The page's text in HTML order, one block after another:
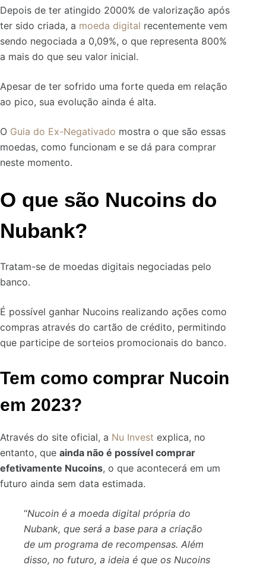
Depois de ter atingido 2000% de valorização após
ter sido criada, a moeda digital recentemente vem
sendo negociada a 0,09%, o que representa 800%
a mais do que seu valor inicial.
Apesar de ter sofrido uma forte queda em relação
ao pico, sua evolução ainda é alta.
O Guia do Ex-Negativado mostra o que são essas
moedas, como funcionam e se dá para comprar
neste momento.
O que são Nucoins do
Nubank?
Tratam-se de moedas digitais negociadas pelo
banco.
É possível ganhar Nucoins realizando ações como
compras através do cartão de crédito, permitindo
que participe de sorteios promocionais do banco.
Tem como comprar Nucoin
em 2023?
Através do site oficial, a Nu Invest explica, no
entanto, que ainda não é possível comprar
efetivamente Nucoins, o que acontecerá em um
futuro ainda sem data estimada.
“Nucoin é a moeda digital própria do
Nubank, que será a base para a criação
de um programa de recompensas. Além
disso, no futuro, a ideia é que os Nucoins